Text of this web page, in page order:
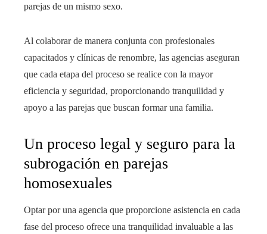
parejas de un mismo sexo.
Al colaborar de manera conjunta con profesionales
capacitados y clínicas de renombre, las agencias aseguran
que cada etapa del proceso se realice con la mayor
eficiencia y seguridad, proporcionando tranquilidad y
apoyo a las parejas que buscan formar una familia.
Un proceso legal y seguro para la
subrogación en parejas
homosexuales
Optar por una agencia que proporcione asistencia en cada
fase del proceso ofrece una tranquilidad invaluable a las